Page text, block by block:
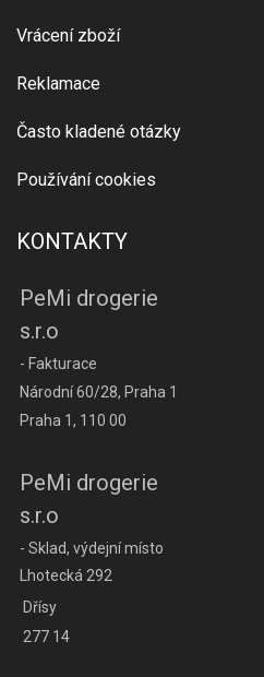
Vrácení zboží
Reklamace
Často kladené otázky
Používání cookies
KONTAKTY
PeMi drogerie
s.r.o
- Fakturace
Národní 60/28, Praha 1
Praha 1, 110 00
PeMi drogerie
s.r.o
- Sklad, výdejní místo
Lhotecká 292
Dřísy
277 14